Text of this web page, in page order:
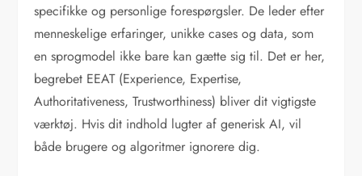
specifikke og personlige forespørgsler. De leder efter
menneskelige erfaringer, unikke cases og data, som
en sprogmodel ikke bare kan gætte sig til. Det er her,
begrebet EEAT (Experience, Expertise,
Authoritativeness, Trustworthiness) bliver dit vigtigste
værktøj. Hvis dit indhold lugter af generisk AI, vil
både brugere og algoritmer ignorere dig.